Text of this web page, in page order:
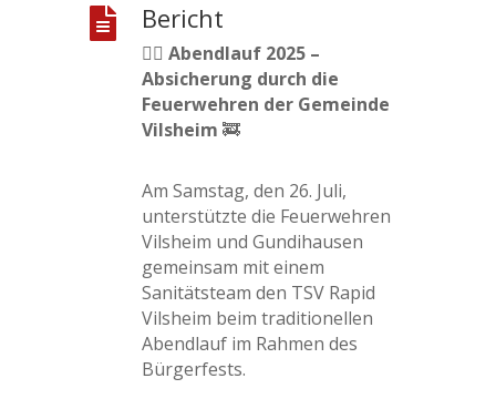
 Bericht
🏃‍♂ Abendlauf 2025 –
Absicherung durch die
Feuerwehren der Gemeinde
Vilsheim 🚒
Am Samstag, den 26. Juli,
unterstützte die Feuerwehren
Vilsheim und Gundihausen
gemeinsam mit einem
Sanitätsteam den TSV Rapid
Vilsheim beim traditionellen
Abendlauf im Rahmen des
Bürgerfests.